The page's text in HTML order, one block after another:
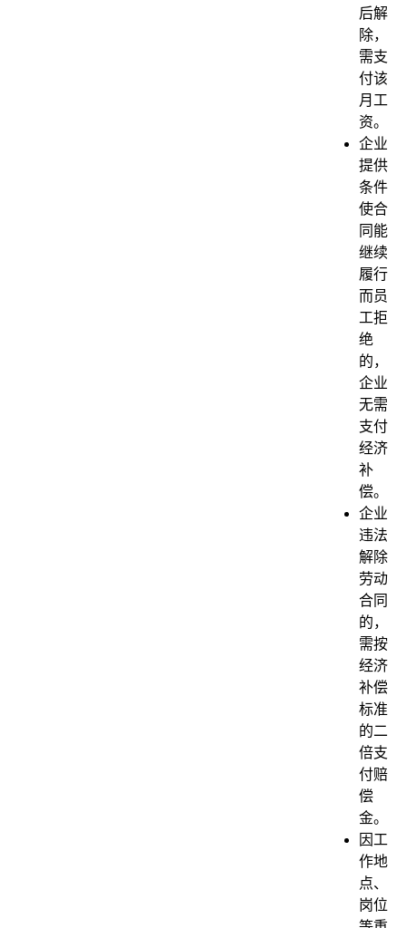
后解
除，
需支
付该
月工
资。
企业
提供
条件
使合
同能
继续
履行
而员
工拒
绝
的，
企业
无需
支付
经济
补
偿。
企业
违法
解除
劳动
合同
的，
需按
经济
补偿
标准
的二
倍支
付赔
偿
金。
因工
作地
点、
岗位